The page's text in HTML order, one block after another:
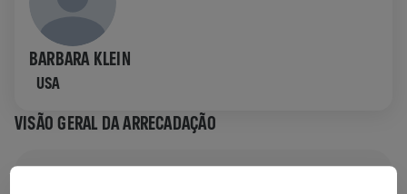
BARBARA KLEIN
USA
VISÃO GERAL DA ARRECADAÇÃO